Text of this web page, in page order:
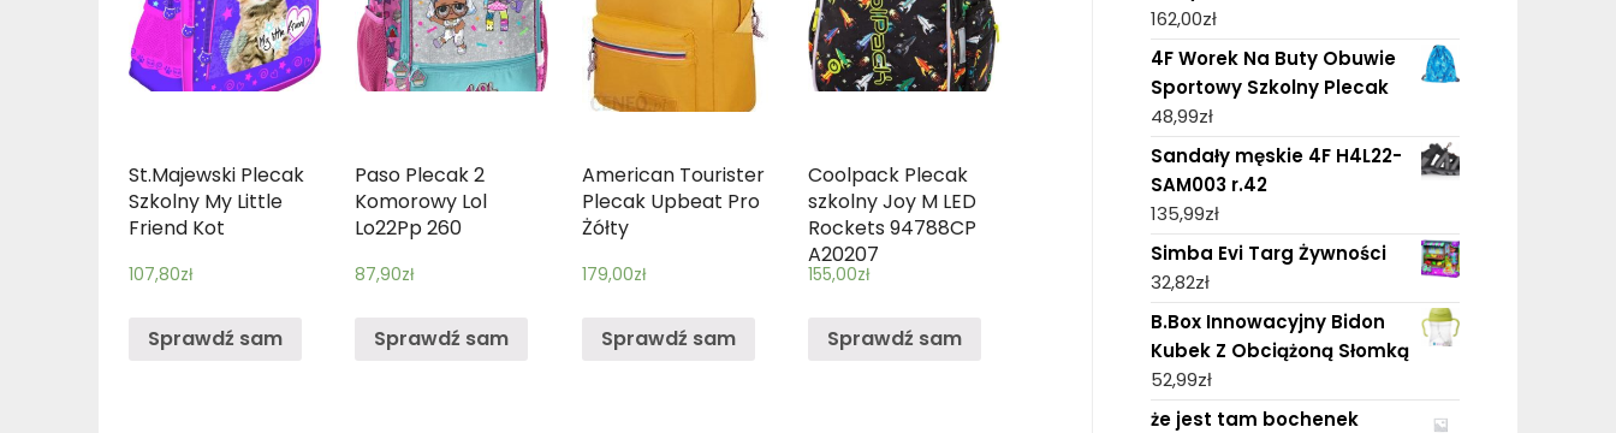
St.Majewski Plecak
Szkolny My Little
Friend Kot
107,80zł
Sprawdź sam
Paso Plecak 2
Komorowy Lol
Lo22Pp 260
87,90zł
Sprawdź sam
American Tourister
Plecak Upbeat Pro
Żółty
179,00zł
Sprawdź sam
Coolpack Plecak
szkolny Joy M LED
Rockets 94788CP
A20207
155,00zł
Sprawdź sam
162,00zł
4F Worek Na Buty Obuwie
Sportowy Szkolny Plecak
48,99zł
Sandały męskie 4F H4L22-
SAM003 r.42
135,99zł
Simba Evi Targ Żywności
32,82zł
B.Box Innowacyjny Bidon
Kubek Z Obciążoną Słomką
52,99zł
że jest tam bochenek